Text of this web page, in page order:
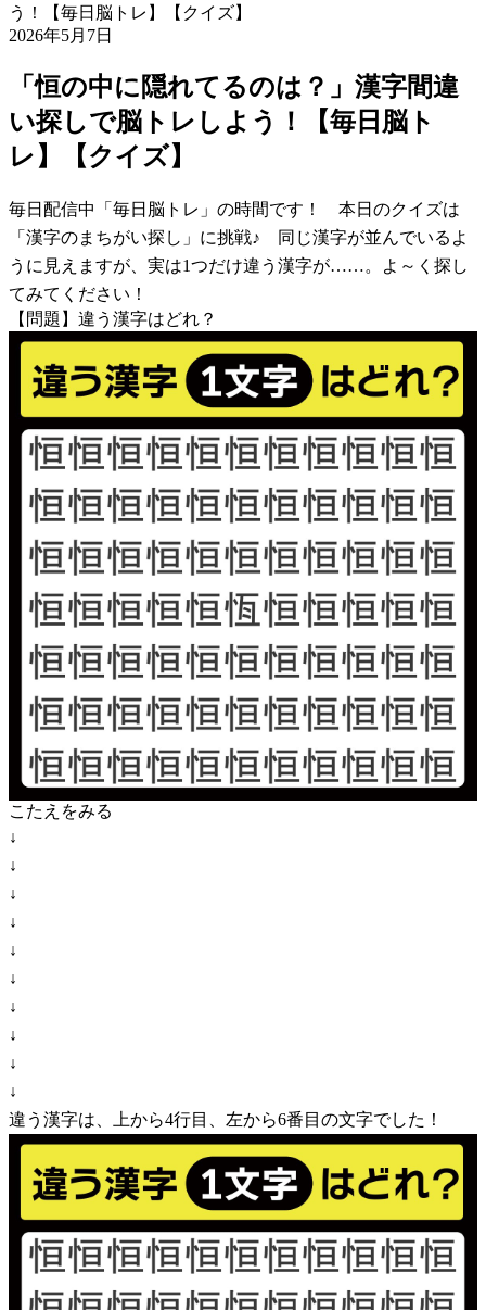
う！【毎日脳トレ】【クイズ】
2026年5月7日
「恒の中に隠れてるのは？」漢字間違
い探しで脳トレしよう！【毎日脳ト
レ】【クイズ】
毎日配信中「毎日脳トレ」の時間です！ 本日のクイズは
「漢字のまちがい探し」に挑戦♪ 同じ漢字が並んでいるよ
うに見えますが、実は1つだけ違う漢字が……。よ～く探し
てみてください！
【問題】違う漢字はどれ？
こたえをみる
↓
↓
↓
↓
↓
↓
↓
↓
↓
↓
違う漢字は、上から4行目、左から6番目の文字でした！